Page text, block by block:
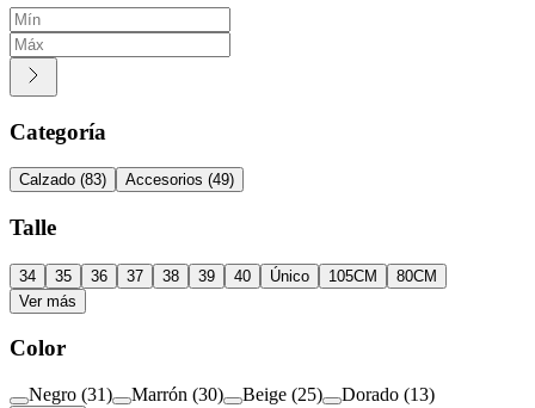
Categoría
Calzado (83) Accesorios (49)
Talle
34 35 36 37 38 39 40 Único 105CM
80CM
Ver más
Color
Negro (31) Marrón (30) Beige (25) Dorado (13)